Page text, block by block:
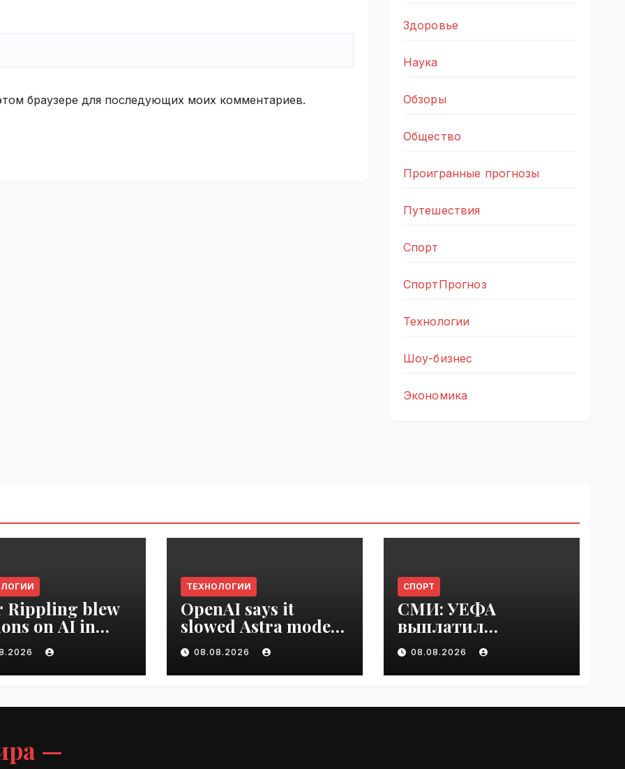
браузере для последующих моих комментариев.
Здоровье
Наука
Обзоры
Общество
Проигранные прогнозы
Путешествия
Спорт
СпортПрогноз
Технологии
Шоу-бизнес
Экономика
Rippling blew
on AI in
it built an
ROI tool |
ТЕХНОЛОГИИ
OpenAI says it
slowed Astra model
development over
security concerns |
VseTime.ru
08.08.2026
СПОРТ
СМИ: УЕФА
выплатил
шестизначную
сумму любовнице
Инфантино |
08.08.2026
—